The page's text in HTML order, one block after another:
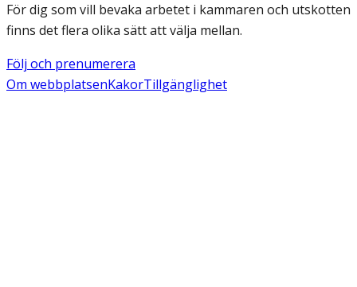
För dig som vill bevaka arbetet i kammaren och utskotten
finns det flera olika sätt att välja mellan.
Följ och prenumerera
Om webbplatsenKakorTillgänglighet